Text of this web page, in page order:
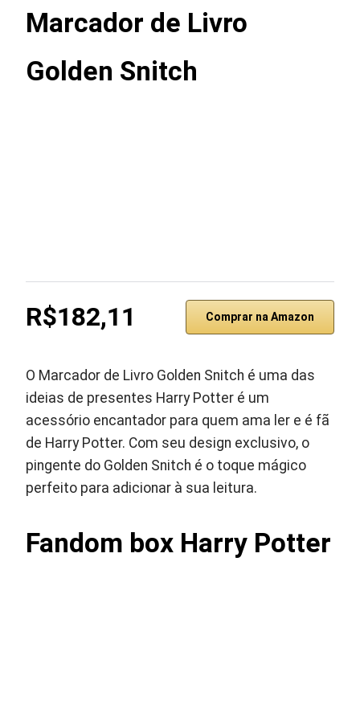
Marcador de Livro
Golden Snitch
R$182,11 Comprar na Amazon
O Marcador de Livro Golden Snitch é uma das
ideias de presentes Harry Potter é um
acessório encantador para quem ama ler e é fã
de Harry Potter. Com seu design exclusivo, o
pingente do Golden Snitch é o toque mágico
perfeito para adicionar à sua leitura.
Fandom box Harry Potter